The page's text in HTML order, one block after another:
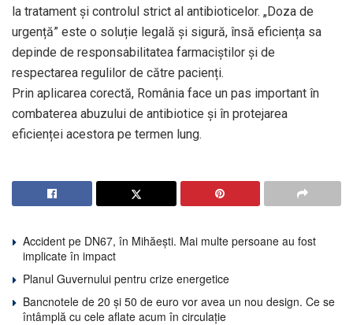
la tratament și controlul strict al antibioticelor. „Doza de
urgență” este o soluție legală și sigură, însă eficiența sa
depinde de responsabilitatea farmaciștilor și de
respectarea regulilor de către pacienți.
Prin aplicarea corectă, România face un pas important în
combaterea abuzului de antibiotice și în protejarea
eficienței acestora pe termen lung.
Accident pe DN67, în Mihăești. Mai multe persoane au fost
implicate în impact
Planul Guvernului pentru crize energetice
Bancnotele de 20 și 50 de euro vor avea un nou design. Ce se
întâmplă cu cele aflate acum în circulație